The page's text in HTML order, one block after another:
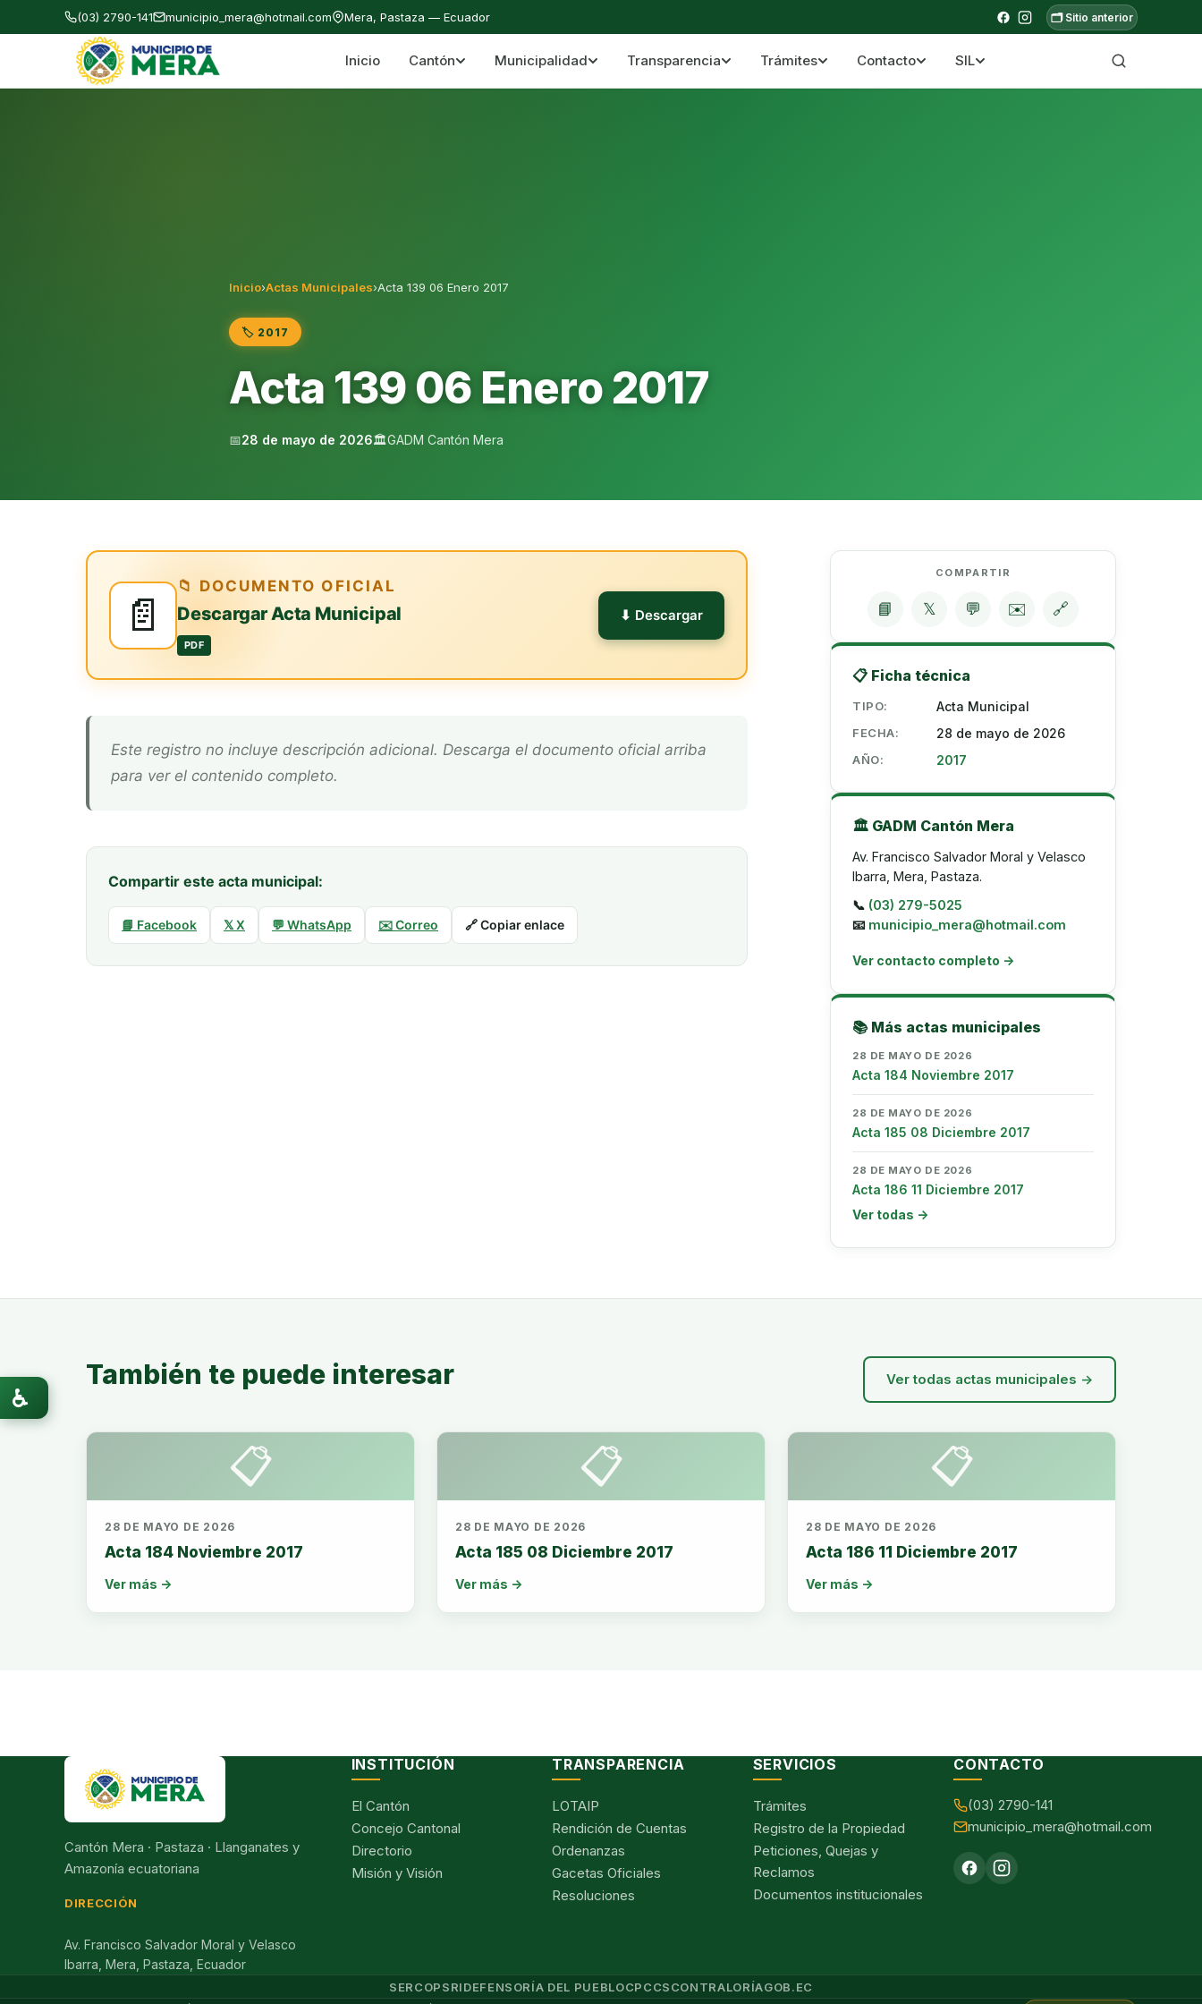
(03) 2790-141 municipio_mera@hotmail.com Mera, Pastaza — Ecuador 🗂️ Sitio anterior
Gobierno Autónomo Descentralizado Municipal del Cantón Mera Cantón Mera · Pastaza · Llanganates y Amazonía ecuatoriana
Inicio Cantón Municipalidad Transparencia Trámites Contacto SIL
Inicio›Actas Municipales›Acta 139 06 Enero 2017
🏷️ 2017
Acta 139 06 Enero 2017
📅28 de mayo de 2026🏛️GADM Cantón Mera
📄
📁 DOCUMENTO OFICIAL
Descargar Acta Municipal
PDF
⬇ Descargar
Este registro no incluye descripción adicional. Descarga el documento oficial arriba
para ver el contenido completo.
Compartir este acta municipal:
📘 Facebook 𝕏 X 💬 WhatsApp ✉️ Correo 🔗 Copiar enlace
COMPARTIR
📘 𝕏 💬 ✉️ 🔗
📋 Ficha técnica
TIPO: Acta Municipal
FECHA: 28 de mayo de 2026
AÑO: 2017
🏛️ GADM Cantón Mera
Av. Francisco Salvador Moral y Velasco
Ibarra, Mera, Pastaza.
📞 (03) 279-5025
📧 municipio_mera@hotmail.com
Ver contacto completo →
📚 Más actas municipales
28 DE MAYO DE 2026
Acta 184 Noviembre 2017
28 DE MAYO DE 2026
Acta 185 08 Diciembre 2017
28 DE MAYO DE 2026
Acta 186 11 Diciembre 2017
Ver todas →
También te puede interesar Ver todas actas municipales →
📋
28 DE MAYO DE 2026
Acta 184 Noviembre 2017
Ver más →
📋
28 DE MAYO DE 2026
Acta 185 08 Diciembre 2017
Ver más →
📋
28 DE MAYO DE 2026
Acta 186 11 Diciembre 2017
Ver más →
Cantón Mera · Pastaza · Llanganates y
Amazonía ecuatoriana
DIRECCIÓN
Av. Francisco Salvador Moral y Velasco
Ibarra, Mera, Pastaza, Ecuador
INSTITUCIÓN
El Cantón
Concejo Cantonal
Directorio
Misión y Visión
TRANSPARENCIA
LOTAIP
Rendición de Cuentas
Ordenanzas
Gacetas Oficiales
Resoluciones
SERVICIOS
Trámites
Registro de la Propiedad
Peticiones, Quejas y
Reclamos
Documentos institucionales
CONTACTO
(03) 2790-141
municipio_mera@hotmail.com
SERCOPSRIDEFENSORÍA DEL PUEBLOCPCCSCONTRALORÍAGOB.EC
♿